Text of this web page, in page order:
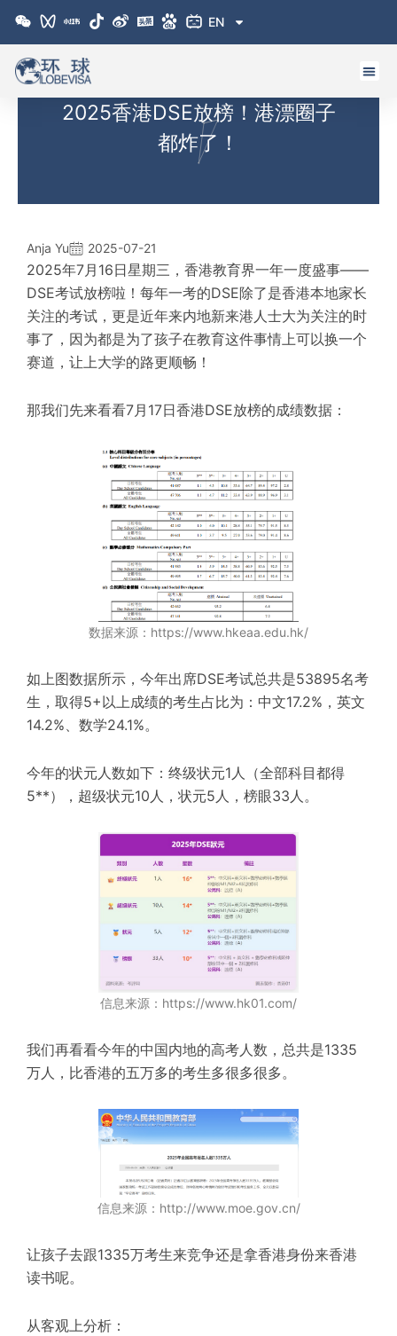
EN
2025香港DSE放榜！港漂圈子
都炸了！
Anja Yu 2025-07-21
2025年7月16日星期三，香港教育界一年一度盛事——
DSE考试放榜啦！每年一考的DSE除了是香港本地家长
关注的考试，更是近年来内地新来港人士大为关注的时
事了，因为都是为了孩子在教育这件事情上可以换一个
赛道，让上大学的路更顺畅！
那我们先来看看7月17日香港DSE放榜的成绩数据：
数据来源：https://www.hkeaa.edu.hk/
如上图数据所示，今年出席DSE考试总共是53895名考
生，取得5+以上成绩的考生占比为：中文17.2%，英文
14.2%、数学24.1%。
今年的状元人数如下：终级状元1人（全部科目都得
5**），超级状元10人，状元5人，榜眼33人。
信息来源：https://www.hk01.com/
我们再看看今年的中国内地的高考人数，总共是1335
万人，比香港的五万多的考生多很多很多。
信息来源：http://www.moe.gov.cn/
让孩子去跟1335万考生来竞争还是拿香港身份来香港
读书呢。
从客观上分析：